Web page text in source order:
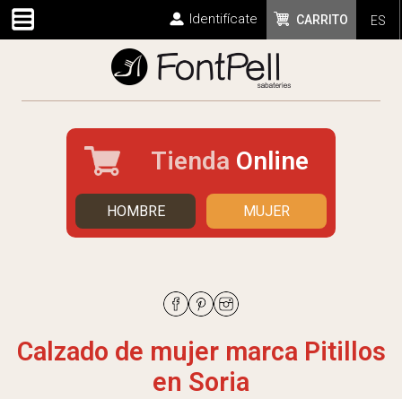
ES
CARRITO
Identifícate
Tienda Online
HOMBRE MUJER
Calzado de mujer marca Pitillos
en Soria